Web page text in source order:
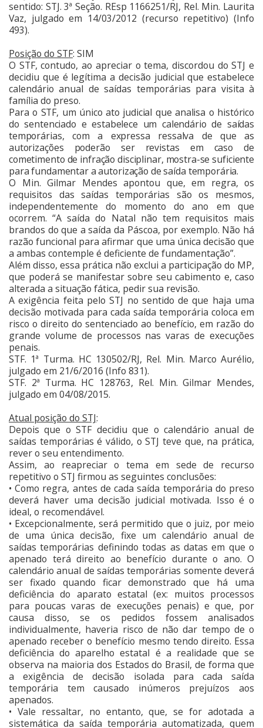
sentido: STJ. 3ª Seção. REsp 1166251/RJ, Rel. Min. Laurita
Vaz, julgado em 14/03/2012 (recurso repetitivo) (Info
493).
Posição do STF: SIM
O STF, contudo, ao apreciar o tema, discordou do STJ e
decidiu que é legítima a decisão judicial que estabelece
calendário anual de saídas temporárias para visita à
família do preso.
Para o STF, um único ato judicial que analisa o histórico
do sentenciado e estabelece um calendário de saídas
temporárias, com a expressa ressalva de que as
autorizações poderão ser revistas em caso de
cometimento de infração disciplinar, mostra-se suficiente
para fundamentar a autorização de saída temporária.
O Min. Gilmar Mendes apontou que, em regra, os
requisitos das saídas temporárias são os mesmos,
independentemente do momento do ano em que
ocorrem. “A saída do Natal não tem requisitos mais
brandos do que a saída da Páscoa, por exemplo. Não há
razão funcional para afirmar que uma única decisão que
a ambas contemple é deficiente de fundamentação”.
Além disso, essa prática não exclui a participação do MP,
que poderá se manifestar sobre seu cabimento e, caso
alterada a situação fática, pedir sua revisão.
A exigência feita pelo STJ no sentido de que haja uma
decisão motivada para cada saída temporária coloca em
risco o direito do sentenciado ao benefício, em razão do
grande volume de processos nas varas de execuções
penais.
STF. 1ª Turma. HC 130502/RJ, Rel. Min. Marco Aurélio,
julgado em 21/6/2016 (Info 831).
STF. 2ª Turma. HC 128763, Rel. Min. Gilmar Mendes,
julgado em 04/08/2015.
Atual posição do STJ:
Depois que o STF decidiu que o calendário anual de
saídas temporárias é válido, o STJ teve que, na prática,
rever o seu entendimento.
Assim, ao reapreciar o tema em sede de recurso
repetitivo o STJ firmou as seguintes conclusões:
• Como regra, antes de cada saída temporária do preso
deverá haver uma decisão judicial motivada. Isso é o
ideal, o recomendável.
• Excepcionalmente, será permitido que o juiz, por meio
de uma única decisão, fixe um calendário anual de
saídas temporárias definindo todas as datas em que o
apenado terá direito ao benefício durante o ano. O
calendário anual de saídas temporárias somente deverá
ser fixado quando ficar demonstrado que há uma
deficiência do aparato estatal (ex: muitos processos
para poucas varas de execuções penais) e que, por
causa disso, se os pedidos fossem analisados
individualmente, haveria risco de não dar tempo de o
apenado receber o benefício mesmo tendo direito. Essa
deficiência do aparelho estatal é a realidade que se
observa na maioria dos Estados do Brasil, de forma que
a exigência de decisão isolada para cada saída
temporária tem causado inúmeros prejuízos aos
apenados.
• Vale ressaltar, no entanto, que, se for adotada a
sistemática da saída temporária automatizada, quem